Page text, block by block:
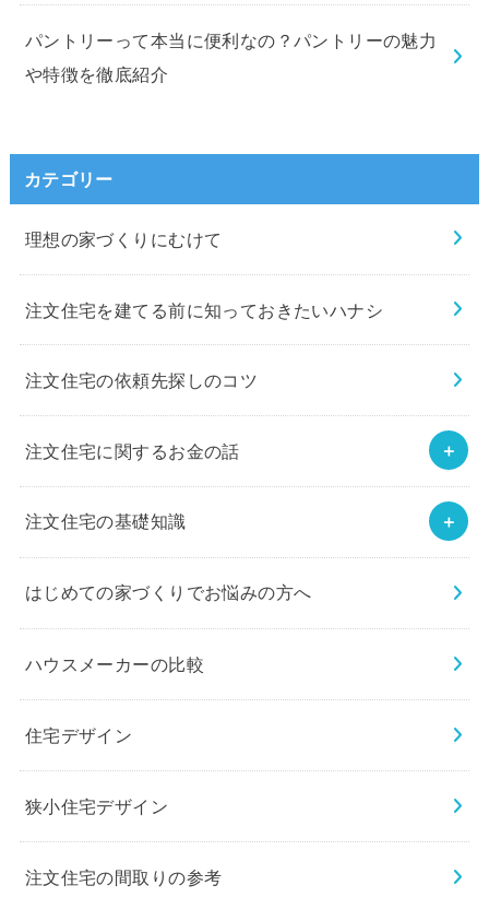
パントリーって本当に便利なの？パントリーの魅力
や特徴を徹底紹介
カテゴリー
理想の家づくりにむけて
注文住宅を建てる前に知っておきたいハナシ
注文住宅の依頼先探しのコツ
注文住宅に関するお金の話
注文住宅の基礎知識
はじめての家づくりでお悩みの方へ
ハウスメーカーの比較
住宅デザイン
狭小住宅デザイン
注文住宅の間取りの参考